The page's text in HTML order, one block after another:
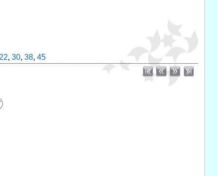
22, 30, 38, 45